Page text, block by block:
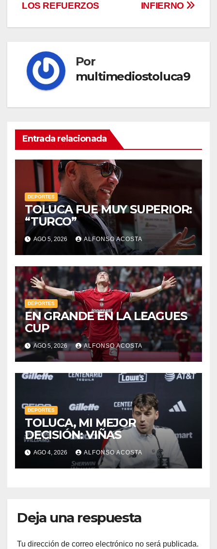
entradas
INFIERNO
LOS REFUERZOS
Por
multimediostoluca9
Entrada relacionada
DEPORTES
TOLUCA FUE MUY SUPERIOR:
“TURCO”
AGO 5, 2026 ALFONSO ACOSTA
DEPORTES
EN GRANDE EN LA LEAGUES
CUP
AGO 5, 2026 ALFONSO ACOSTA
DEPORTES
TOLUCA, MI MEJOR
DECISIÓN: VIÑAS
AGO 4, 2026 ALFONSO ACOSTA
Deja una respuesta
Tu dirección de correo electrónico no será publicada.